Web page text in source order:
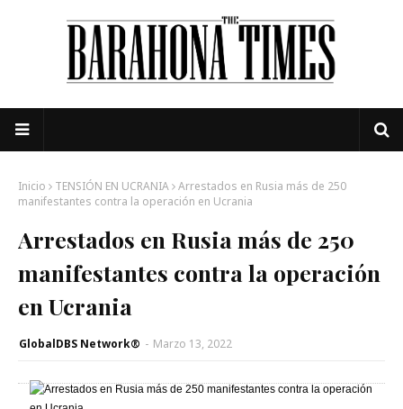
Inicio TENSIÓN EN UCRANIA Arrestados en Rusia más de 250
manifestantes contra la operación en Ucrania
Arrestados en Rusia más de 250
manifestantes contra la operación
en Ucrania
GlobalDBS Network® - Marzo 13, 2022